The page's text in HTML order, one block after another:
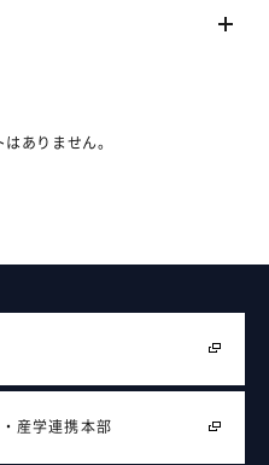
ありません。
産学連携本部